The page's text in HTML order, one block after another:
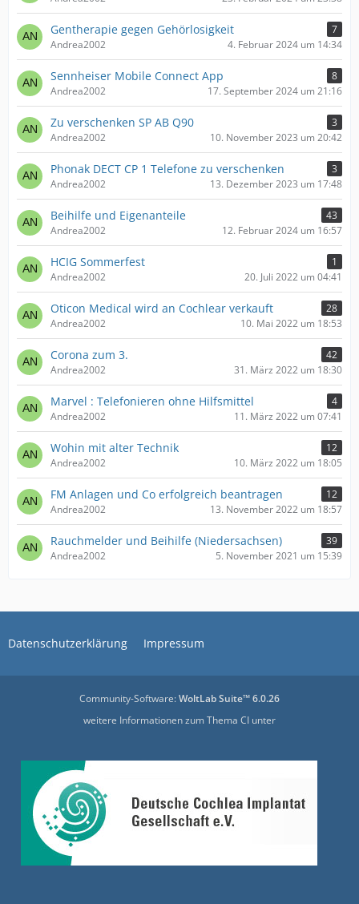
Gentherapie gegen Gehörlosigkeit
7
Andrea2002
4. Februar 2024 um 14:34
Sennheiser Mobile Connect App
8
Andrea2002
17. September 2024 um 21:16
Zu verschenken SP AB Q90
3
Andrea2002
10. November 2023 um 20:42
Phonak DECT CP 1 Telefone zu verschenken
3
Andrea2002
13. Dezember 2023 um 17:48
Beihilfe und Eigenanteile
43
Andrea2002
12. Februar 2024 um 16:57
HCIG Sommerfest
1
Andrea2002
20. Juli 2022 um 04:41
Oticon Medical wird an Cochlear verkauft
28
Andrea2002
10. Mai 2022 um 18:53
Corona zum 3.
42
Andrea2002
31. März 2022 um 18:30
Marvel : Telefonieren ohne Hilfsmittel
4
Andrea2002
11. März 2022 um 07:41
Wohin mit alter Technik
12
Andrea2002
10. März 2022 um 18:05
FM Anlagen und Co erfolgreich beantragen
12
Andrea2002
13. November 2022 um 18:57
Rauchmelder und Beihilfe (Niedersachsen)
39
Andrea2002
5. November 2021 um 15:39
Datenschutzerklärung Impressum
Community-Software:WoltLab Suite™ 6.0.26
weitere Informationen zum Thema CI unter